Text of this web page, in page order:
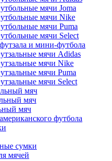
мячи Joma
мячи Nike
мячи Puma
мячи Select
и мини-футбола
мячи Adidas
мячи Nike
мячи Puma
мячи Select
мяч
мяч
мяч
футбола
сумки
мячей